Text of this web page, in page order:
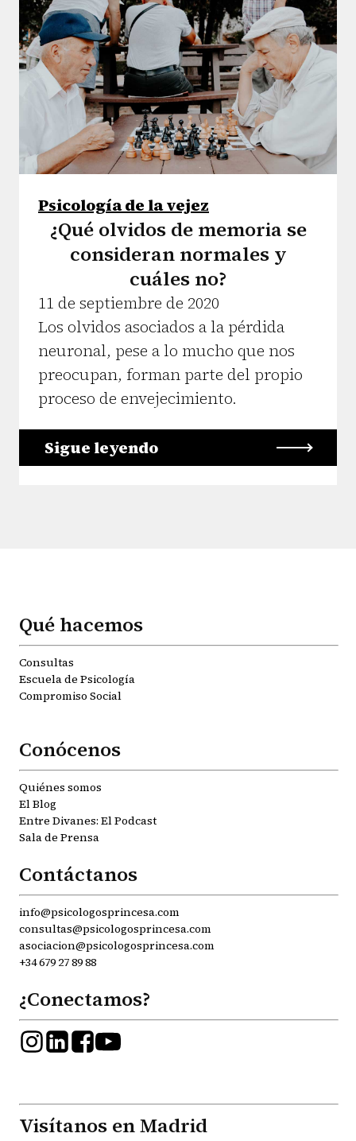
Psicología de la vejez
¿Qué olvidos de memoria se
consideran normales y
cuáles no?
11 de septiembre de 2020
Los olvidos asociados a la pérdida
neuronal, pese a lo mucho que nos
preocupan, forman parte del propio
proceso de envejecimiento.
Sigue leyendo
Qué hacemos
Consultas
Escuela de Psicología
Compromiso Social
Conócenos
Quiénes somos
El Blog
Entre Divanes: El Podcast
Sala de Prensa
Contáctanos
info@psicologosprincesa.com
consultas@psicologosprincesa.com
asociacion@psicologosprincesa.com
+34 679 27 89 88
¿Conectamos?
Visítanos en Madrid